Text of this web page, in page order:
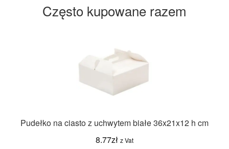
Często kupowane razem
Pudełko na ciasto z uchwytem białe 36x21x12 h cm
8.77zł z Vat